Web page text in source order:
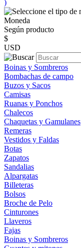
)
Moneda
Según producto
$
USD
Boinas y Sombreros
Bombachas de campo
Buzos y Sacos
Camisas
Ruanas y Ponchos
Chalecos
Chaquetas y Gamulanes
Remeras
Vestidos y Faldas
Botas
Zapatos
Sandalias
Alpargatas
Billeteras
Bolsos
Broche de Pelo
Cinturones
Llaveros
Fajas
Boinas y Sombreros